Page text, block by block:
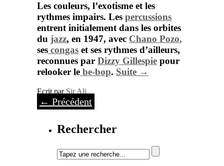
Les couleurs, l’exotisme et les
rythmes impairs. Les percussions
entrent initialement dans les orbites
du jazz, en 1947, avec Chano Pozo,
ses congas et ses rythmes d’ailleurs,
reconnues par Dizzy Gillespie pour
relooker le be-bop. Suite →
Ecrit par Sir Ali
← Précédent
Rechercher